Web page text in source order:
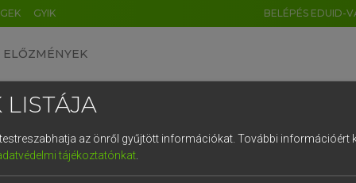
GYIK BELÉPÉS EDUID-
ELŐZMÉNYEK
LISTÁJA
az önről gyűjtött információkat. További információért
tájékoztatónkat.
DE CN FR ES IT NL